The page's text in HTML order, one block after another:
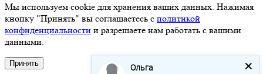
Мы используем cookie для хранения ваших данных. Нажимая
кнопку "Принять" вы соглашаетесь с политикой
конфиденциальности и разрешаете нам работать с вашими
данными.
Принять Ольга